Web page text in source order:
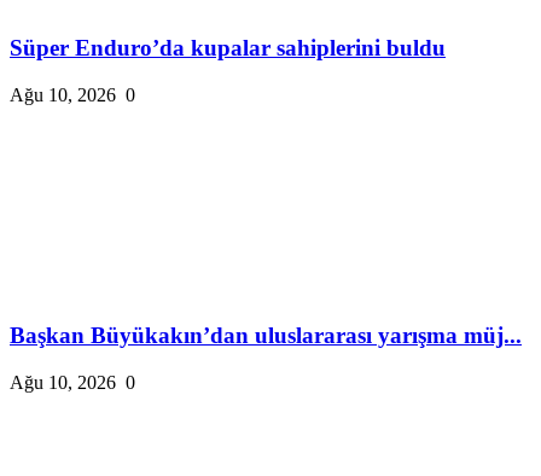
Süper Enduro’da kupalar sahiplerini buldu
Ağu 10, 2026 0
Başkan Büyükakın’dan uluslararası yarışma müj...
Ağu 10, 2026 0